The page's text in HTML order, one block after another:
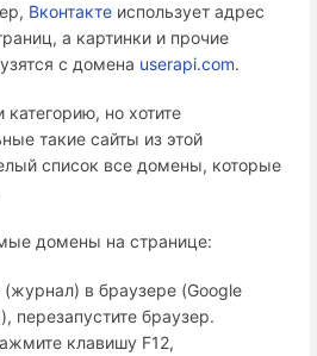
Вконтакте использует адрес
а картинки и прочие
с домена userapi.com.
но хотите
такие сайты из этой
список все домены, которые
домены на странице:
в браузере (Google
перезапустите браузер.
клавишу F12,